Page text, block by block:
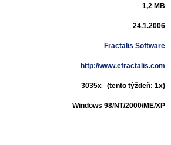
1,2 MB
24.1.2006
Fractalis Software
http://www.efractalis.com
3035x (tento týždeň: 1x)
Windows 98/NT/2000/ME/XP